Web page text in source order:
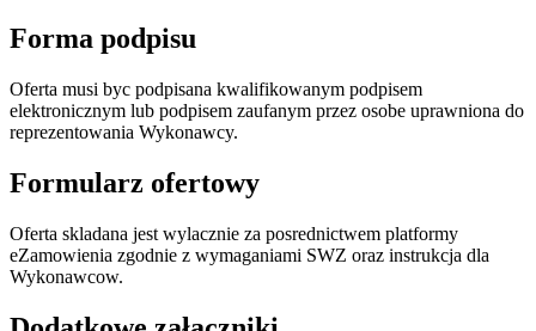
Forma podpisu
Oferta musi byc podpisana kwalifikowanym podpisem
elektronicznym lub podpisem zaufanym przez osobe uprawniona do
reprezentowania Wykonawcy.
Formularz ofertowy
Oferta skladana jest wylacznie za posrednictwem platformy
eZamowienia zgodnie z wymaganiami SWZ oraz instrukcja dla
Wykonawcow.